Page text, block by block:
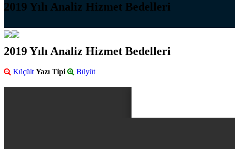
2019 Yılı Analiz Hizmet Bedelleri
2019 Yılı Analiz Hizmet Bedelleri
Küçült Yazı Tipi Büyüt